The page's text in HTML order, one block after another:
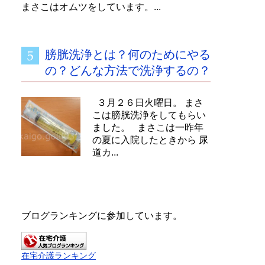
まさこはオムツをしています。...
膀胱洗浄とは？何のためにやる
の？どんな方法で洗浄するの？
３月２６日火曜日。 まさ
こは膀胱洗浄をしてもらい
ました。 まさこは一昨年
の夏に入院したときから 尿
道カ...
ブログランキングに参加しています。
在宅介護ランキング